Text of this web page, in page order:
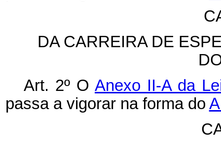
DA CARREIRA DE
Art. 2º O Anexo II-A da
passa a vigorar na forma do